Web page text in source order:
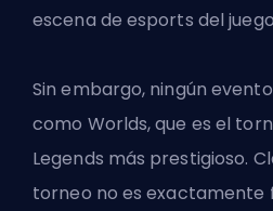
escena de esports del
Sin embargo, ningún
como Worlds, que es el
Legends más prestigioso.
torneo no es exactamente